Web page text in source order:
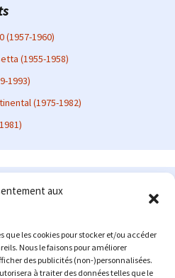
aux
que les cookies pour stocker et/ou accéder
Nous le faisons pour améliorer
des publicités (non-)personnalisées.
à traiter des données telles que le
(1957-1960)
(1955-1958)
1993)
(1975-1982)
ancienne depuis de
à partager ma passion sur
d'un blog qui a connu un relatif
mon autonomie et me lancer
Ancienne.